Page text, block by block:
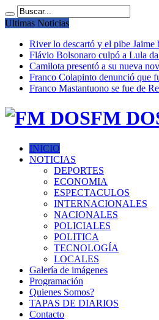
Ultimas Noticias
River lo descartó y el pibe
Flávio Bolsonaro culpó a Lula
Camilota presentó a su nueva
Franco Colapinto denunció que
Franco Mastantuono se fue de
FM
INICIO
NOTICIAS
DEPORTES
ECONOMIA
ESPECTACULOS
INTERNACIONALES
NACIONALES
POLICIALES
POLITICA
TECNOLOGÍA
LOCALES
Galería de imágenes
Programación
Quienes Somos?
TAPAS DE DIARIOS
Contacto